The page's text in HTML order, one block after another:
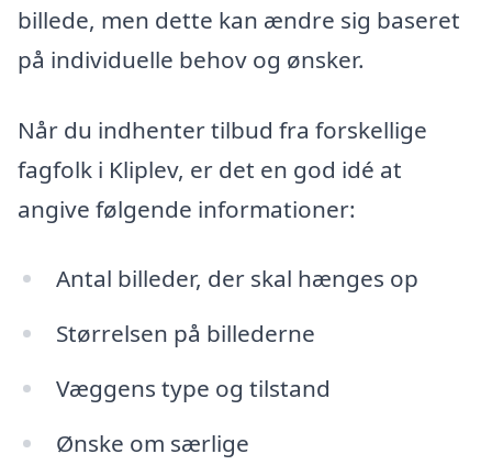
billede, men dette kan ændre sig baseret
på individuelle behov og ønsker.
Når du indhenter tilbud fra forskellige
fagfolk i Kliplev, er det en god idé at
angive følgende informationer:
Antal billeder, der skal hænges op
Størrelsen på billederne
Væggens type og tilstand
Ønske om særlige